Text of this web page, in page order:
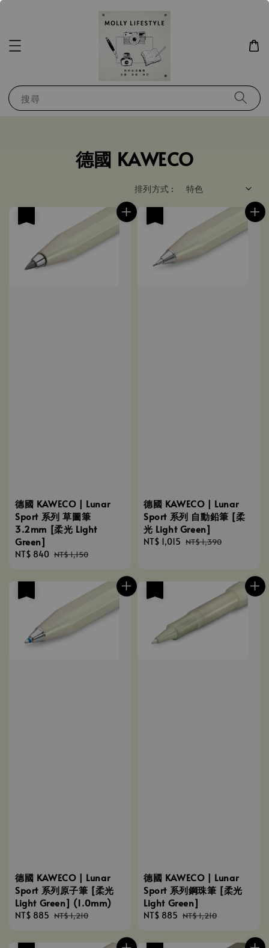
搜尋
德國 KAWECO
排列方式 :
德國 KAWECO | Lunar
Sport 系列 草圖筆
3.2mm [柔光 Light
Green]
Sale
NT$ 840 Regular
NT$ 1,150
德國 KAWECO | Lunar
Sport 系列 自動鉛筆 [柔
光 Light Green]
Sale
NT$ 1,015 Regular
NT$ 1,390
德國 KAWECO | Lunar
Sport 系列原子筆 [柔光
Light Green] (1.0mm)
Sale
NT$ 885 Regular
NT$ 1,210
德國 KAWECO | Lunar
Sport 系列鋼珠筆 [柔光
Light Green]
Sale
NT$ 885 Regular
NT$ 1,210